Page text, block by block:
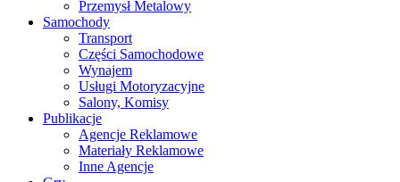
Przemysł Metalowy
Samochody
Transport
Części Samochodowe
Wynajem
Usługi Motoryzacyjne
Salony, Komisy
Publikacje
Agencje Reklamowe
Materiały Reklamowe
Inne Agencje